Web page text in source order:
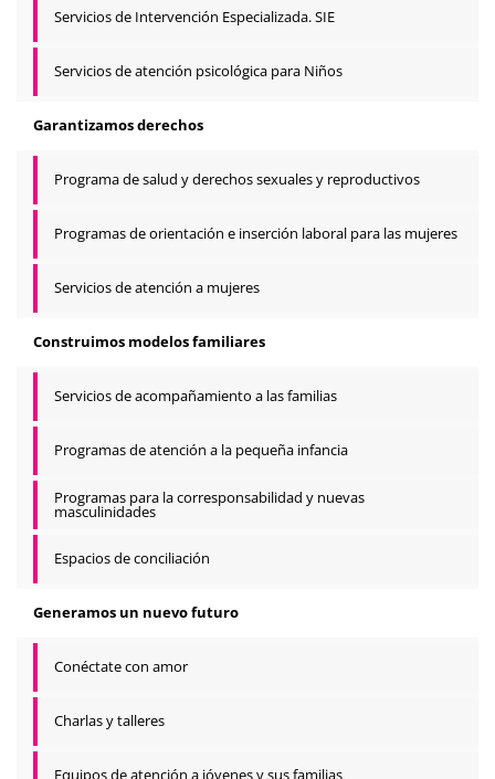
Servicios de Intervención Especializada. SIE
Servicios de atención psicológica para Niños
Garantizamos derechos
Programa de salud y derechos sexuales y reproductivos
Programas de orientación e inserción laboral para las mujeres
Servicios de atención a mujeres
Construimos modelos familiares
Servicios de acompañamiento a las familias
Programas de atención a la pequeña infancia
Programas para la corresponsabilidad y nuevas
masculinidades
Espacios de conciliación
Generamos un nuevo futuro
Conéctate con amor
Charlas y talleres
Equipos de atención a jóvenes y sus familias